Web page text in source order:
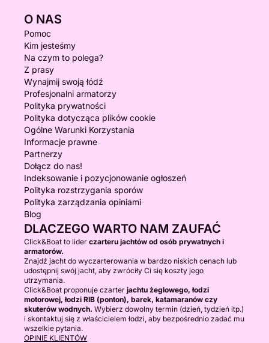
O NAS
Pomoc
Kim jesteśmy
Na czym to polega?
Z prasy
Wynajmij swoją łódź
Profesjonalni armatorzy
Polityka prywatności
Polityka dotycząca plików cookie
Ogólne Warunki Korzystania
Informacje prawne
Partnerzy
Dołącz do nas!
Indeksowanie i pozycjonowanie ogłoszeń
Polityka rozstrzygania sporów
Polityka zarządzania opiniami
Blog
DLACZEGO WARTO NAM ZAUFAĆ
Click&Boat to lider czarteru jachtów od osób prywatnych i
armatorów.
Znajdź jacht do wyczarterowania w bardzo niskich cenach lub
udostępnij swój jacht, aby zwróciły Ci się koszty jego
utrzymania.
Click&Boat proponuje czarter jachtu żeglowego, łodzi
motorowej, łodzi RIB (ponton), barek, katamaranów czy
skuterów wodnych. Wybierz dowolny termin (dzień, tydzień itp.)
i skontaktuj się z właścicielem łodzi, aby bezpośrednio zadać mu
wszelkie pytania.
OPINIE KLIENTÓW